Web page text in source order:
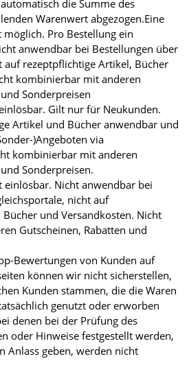
die Summe des
Warenwert abgezogen.Eine
Pro Bestellung ein
anwendbar bei Bestellungen über
auf rezeptpflichtige Artikel, Bücher
kombinierbar mit anderen
Sonderpreisen
Gilt nur für Neukunden.
Artikel und Bücher anwendbar und
)Angeboten via
kombinierbar mit anderen
Sonderpreisen.
Nicht anwendbar bei
nicht auf
und Versandkosten. Nicht
Gutscheinen, Rabatten und
Bewertungen von Kunden auf
können wir nicht sicherstellen,
Kunden stammen, die die Waren
genutzt oder erworben
denen bei der Prüfung des
oder Hinweise festgestellt werden,
Anlass geben, werden nicht